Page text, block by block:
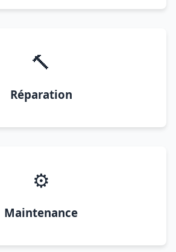
🔨
Réparation
⚙️
Maintenance